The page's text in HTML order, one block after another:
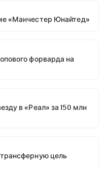
«Манчестер Юнайтед»
форварда на
в «Реал» за 150 млн
цель